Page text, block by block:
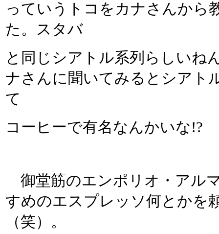
っていうトコをカナさんから
た。スタバ
と同じシアトル系列らしいね
ナさんに聞いてみるとシアト
て
コーヒーで有名なんかいな!?
御堂筋のエンポリオ・アル
すめのエスプレッソ何とかを
（笑）。